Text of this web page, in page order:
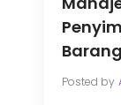
Barang
Posted by